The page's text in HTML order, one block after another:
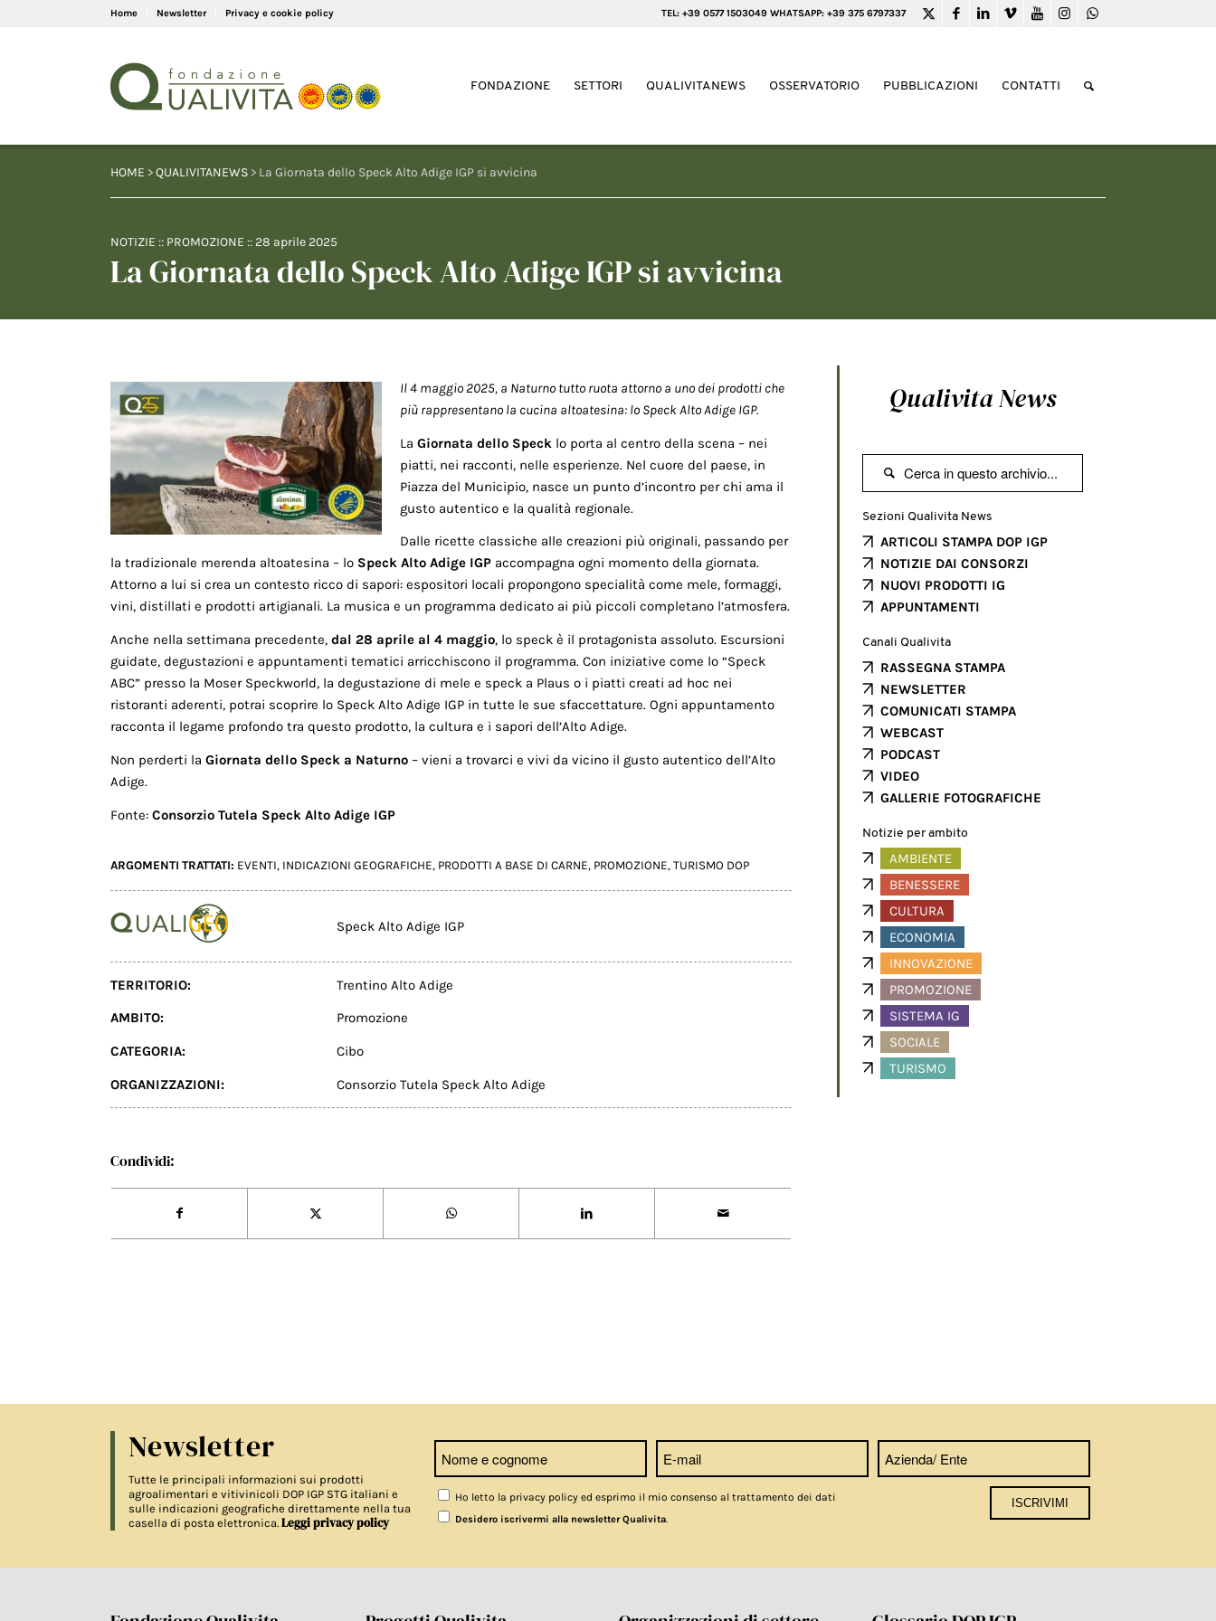
Home Newsletter Privacy e cookie policy TEL: +39 0577 1503049 WHATSAPP: +39 375 6797337
FONDAZIONE SETTORI QUALIVITANEWS OSSERVATORIO PUBBLICAZIONI CONTATTI
HOME >QUALIVITANEWS > La Giornata dello Speck Alto Adige IGP si avvicina
NOTIZIE :: PROMOZIONE :: 28 aprile 2025
La Giornata dello Speck Alto Adige IGP si avvicina
Il 4 maggio 2025, a Naturno tutto ruota attorno a uno dei prodotti che
più rappresentano la cucina altoatesina: lo Speck Alto Adige IGP.
La Giornata dello Speck lo porta al centro della scena – nei
piatti, nei racconti, nelle esperienze. Nel cuore del paese, in
Piazza del Municipio, nasce un punto d’incontro per chi ama il
gusto autentico e la qualità regionale.
Dalle ricette classiche alle creazioni più originali, passando per
la tradizionale merenda altoatesina – lo Speck Alto Adige IGP accompagna ogni momento della giornata.
Attorno a lui si crea un contesto ricco di sapori: espositori locali propongono specialità come mele, formaggi,
vini, distillati e prodotti artigianali. La musica e un programma dedicato ai più piccoli completano l’atmosfera.
Anche nella settimana precedente, dal 28 aprile al 4 maggio, lo speck è il protagonista assoluto. Escursioni
guidate, degustazioni e appuntamenti tematici arricchiscono il programma. Con iniziative come lo “Speck
ABC” presso la Moser Speckworld, la degustazione di mele e speck a Plaus o i piatti creati ad hoc nei
ristoranti aderenti, potrai scoprire lo Speck Alto Adige IGP in tutte le sue sfaccettature. Ogni appuntamento
racconta il legame profondo tra questo prodotto, la cultura e i sapori dell’Alto Adige.
Non perderti la Giornata dello Speck a Naturno – vieni a trovarci e vivi da vicino il gusto autentico dell’Alto
Adige.
Fonte: Consorzio Tutela Speck Alto Adige IGP
ARGOMENTI TRATTATI: EVENTI, INDICAZIONI GEOGRAFICHE, PRODOTTI A BASE DI CARNE, PROMOZIONE, TURISMO DOP
Speck Alto Adige IGP
TERRITORIO: Trentino Alto Adige
AMBITO: Promozione
CATEGORIA: Cibo
ORGANIZZAZIONI: Consorzio Tutela Speck Alto Adige
Condividi:
Qualivita News

Sezioni Qualivita News
ARTICOLI STAMPA DOP IGP
NOTIZIE DAI CONSORZI
NUOVI PRODOTTI IG
APPUNTAMENTI
Canali Qualivita
RASSEGNA STAMPA
NEWSLETTER
COMUNICATI STAMPA
WEBCAST
PODCAST
VIDEO
GALLERIE FOTOGRAFICHE
Notizie per ambito
AMBIENTE
BENESSERE
CULTURA
ECONOMIA
INNOVAZIONE
PROMOZIONE
SISTEMA IG
SOCIALE
TURISMO
Newsletter
Tutte le principali informazioni sui prodotti
agroalimentari e vitivinicoli DOP IGP STG italiani e
sulle indicazioni geografiche direttamente nella tua
casella di posta elettronica. Leggi privacy policy
Ho letto la privacy policy ed esprimo il mio consenso al trattamento dei dati
Desidero iscrivermi alla newsletter Qualivita